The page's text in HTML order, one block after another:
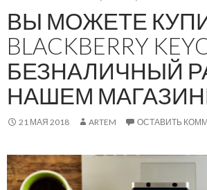
ВЫ МОЖЕТЕ
BLACKBERRY
БЕЗНАЛИЧНЫЙ
НАШЕМ
21 МАЯ 2018 ARTEM ОСТАВИТЬ